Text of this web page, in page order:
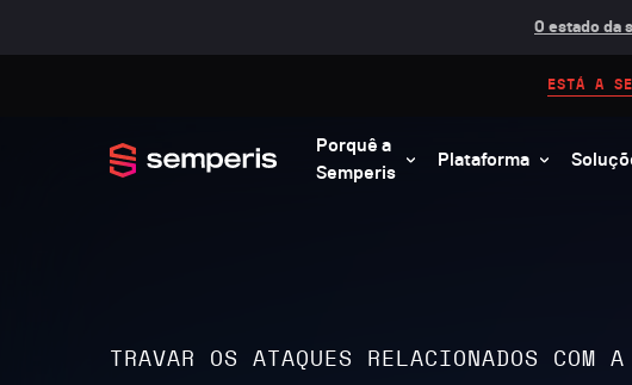
O estado da
Porquê a
Semperis
Plataforma
ESTÁ A
TRAVAR OS ATAQUES RELACIONADOS COM